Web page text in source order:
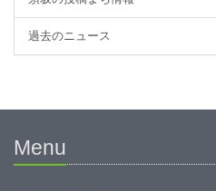
過去のニュース
Menu